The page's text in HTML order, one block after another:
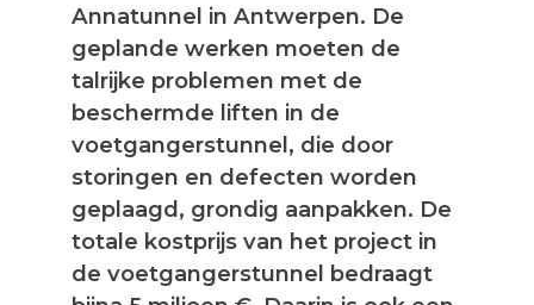
Annatunnel in Antwerpen. De
geplande werken moeten de
talrijke problemen met de
beschermde liften in de
voetgangerstunnel, die door
storingen en defecten worden
geplaagd, grondig aanpakken. De
totale kostprijs van het project in
de voetgangerstunnel bedraagt